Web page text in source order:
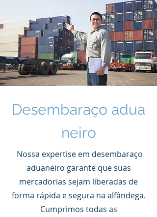
Desembaraço adua
neiro
Nossa expertise em desembaraço
aduaneiro garante que suas
mercadorias sejam liberadas de
forma rápida e segura na alfândega.
Cumprimos todas as